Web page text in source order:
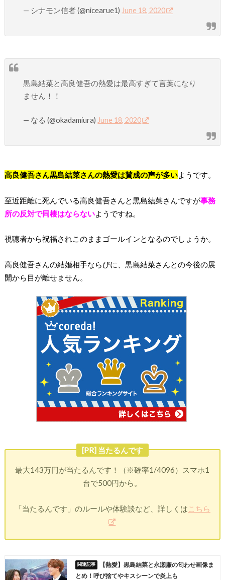
— シナモン信者 (@nicearue1) June 18, 2020
黒島結菜と高良健吾の熱愛は最高すぎて言葉になり
ません！！
— なる (@okadamiura) June 18, 2020
高良健吾さん黒島結菜さんの熱愛は賛成の声が多いようです。
至近距離に死んでいる高良健吾さんと黒島結菜さんですが事務
所の反対で同棲はならないようですね。
視聴者から祝福されこのままゴールインとなるのでしょうか。
高良健吾さんの結婚相手ならびに、黒島結菜さんとの今後の展
開から目が離せません。
[PR] 当たるんです
最大143万円が当たるんです！（※確率1/4096）スマホ1
台で500円から。
「当たるんです」のルールや体験談など、詳しくは こちら
【熱愛】黒島結菜と永瀬廉の匂わせ画像ま
とめ！呼び捨てやキスシーンで炎上も